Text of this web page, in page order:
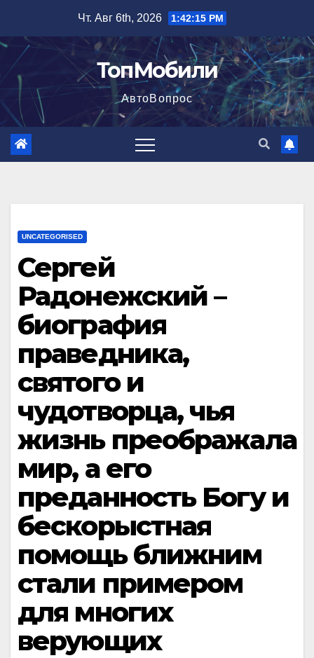
содержимому
Чт. Авг 6th, 2026 1:42:16 PM
ТопМобили
АвтоВопрос
UNCATEGORISED
Сергей
Радонежский –
биография
праведника,
святого и
чудотворца, чья
жизнь преображала
мир, а его
преданность Богу и
бескорыстная
помощь ближним
стали примером
для многих
верующих